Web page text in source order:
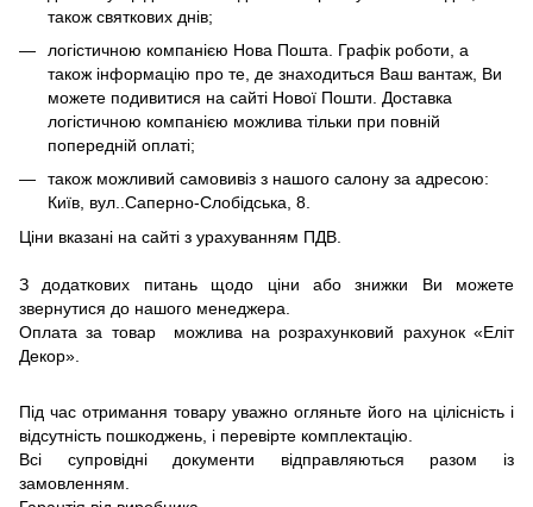
також святкових днів;
логістичною компанією Нова Пошта. Графік роботи, а
також інформацію про те, де знаходиться Ваш вантаж, Ви
можете подивитися на сайті Нової Пошти. Доставка
логістичною компанією можлива тільки при повній
попередній оплаті;
також можливий самовивіз з нашого салону за адресою:
Київ, вул..Саперно-Слобідська, 8.
Ціни вказані на сайті з урахуванням ПДВ.
З додаткових питань щодо ціни або знижки Ви можете
звернутися до нашого менеджера.
Оплата за товар можлива на розрахунковий рахунок «Еліт
Декор».
Під час отримання товару уважно огляньте його на цілісність і
відсутність пошкоджень, і перевірте комплектацію.
Всі супровідні документи відправляються разом із
замовленням.